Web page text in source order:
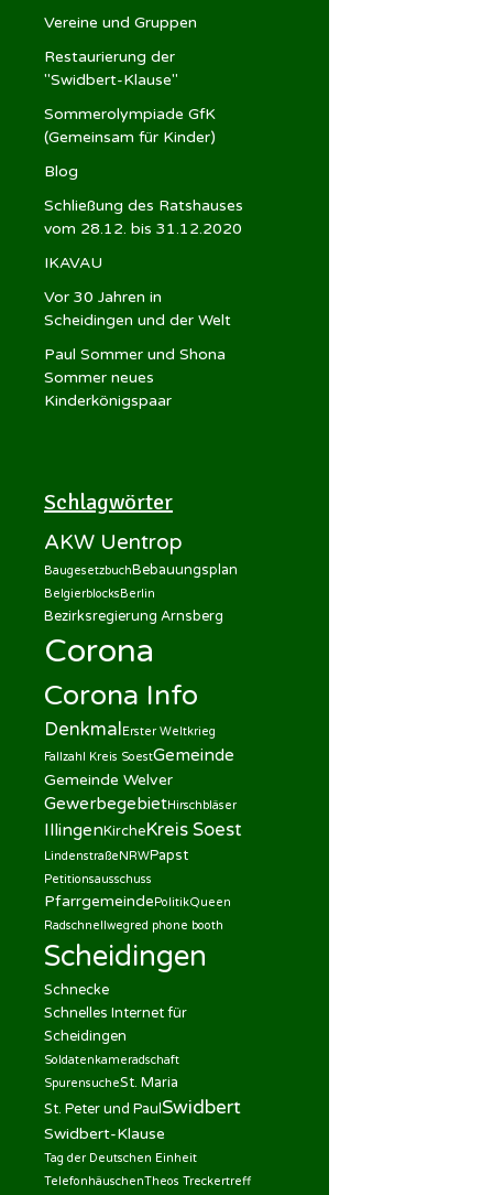
Vereine und Gruppen
Restaurierung der
"Swidbert-Klause"
Sommerolympiade GfK
(Gemeinsam für Kinder)
Blog
Schließung des Ratshauses
vom 28.12. bis 31.12.2020
IKAVAU
Vor 30 Jahren in
Scheidingen und der Welt
Paul Sommer und Shona
Sommer neues
Kinderkönigspaar
Schlagwörter
AKW Uentrop
BaugesetzbuchBebauungsplan
Belgierblocks Berlin
Bezirksregierung Arnsberg
Corona
Corona Info
Denkmal Erster Weltkrieg
Fallzahl Kreis SoestGemeinde
Gemeinde Welver
GewerbegebietHirschbläser
IllingenKircheKreis Soest
LindenstraßeNRWPapst
Petitionsausschuss
PfarrgemeindePolitikQueen
Radschnellwegred phone booth
Scheidingen
Schnecke
Schnelles Internet für
Scheidingen
Soldatenkameradschaft
SpurensucheSt. Maria
St. Peter und PaulSwidbert
Swidbert-Klause
Tag der Deutschen Einheit
TelefonhäuschenTheos Treckertreff